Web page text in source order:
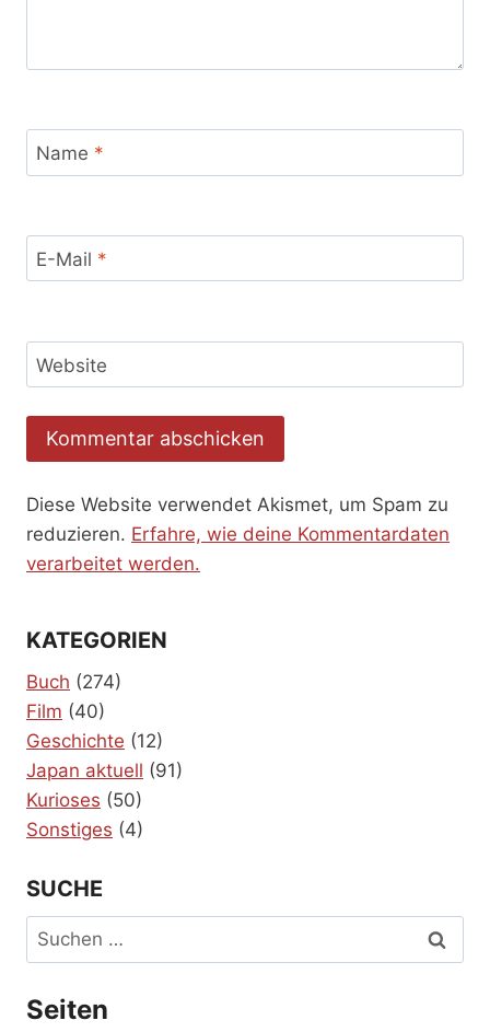
Name *
E-Mail *
Website
Diese Website verwendet Akismet, um Spam zu
reduzieren. Erfahre, wie deine Kommentardaten
verarbeitet werden.
KATEGORIEN
Buch (274)
Film (40)
Geschichte (12)
Japan aktuell (91)
Kurioses (50)
Sonstiges (4)
SUCHE
Suchen
nach:
Seiten